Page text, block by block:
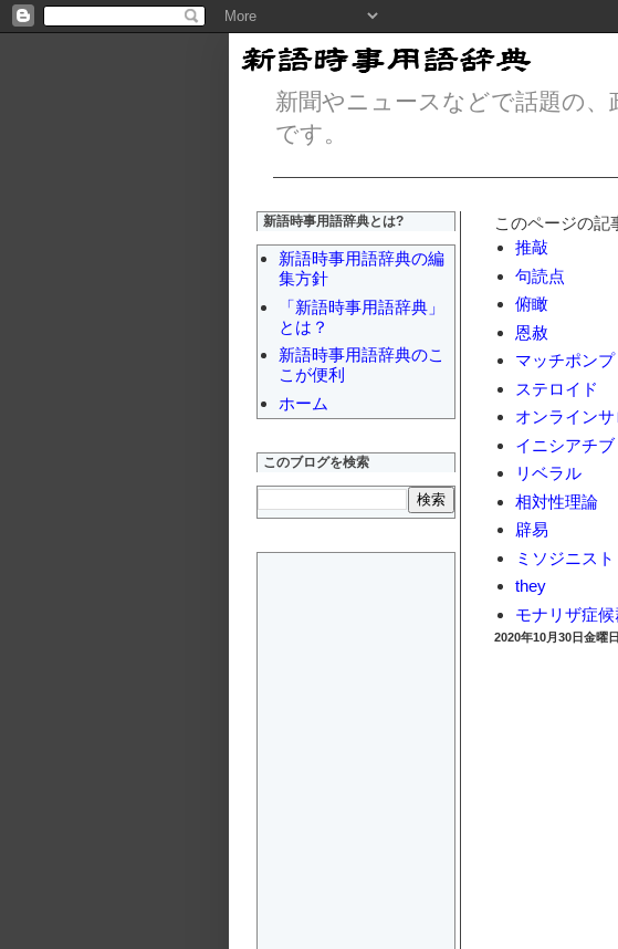
新聞やニュースなどで話題の
です。
このページの記
推敲
句読点
俯瞰
恩赦
マッチポンプ
ステロイド
オンラインサ
イニシアチブ
リベラル
相対性理論
辟易
ミソジニスト
they
モナリザ症候
2020年10月30日金曜日
新語時事用語辞典とは?
新語時事用語辞典の編
集方針
「新語時事用語辞典」
とは？
新語時事用語辞典のこ
こが便利
ホーム
このブログを検索